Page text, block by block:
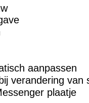
aanpassen
verandering van
plaatje